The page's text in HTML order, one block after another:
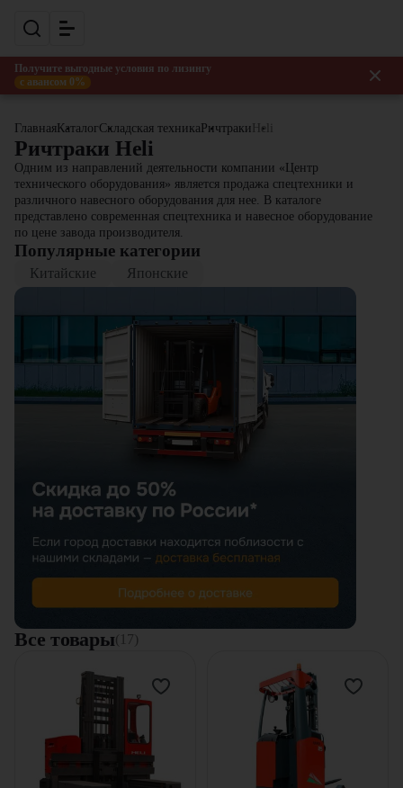
Получите выгодные условия по лизингу
с авансом 0%
Главная КаталогСкладская техника Ричтраки Heli
Ричтраки Heli
Одним из направлений деятельности компании «Центр
технического оборудования» является продажа спецтехники и
различного навесного оборудования для нее. В каталоге
представлено современная спецтехника и навесное оборудование
по цене завода производителя.
Популярные категории
Китайские Японские
Все товары(17)